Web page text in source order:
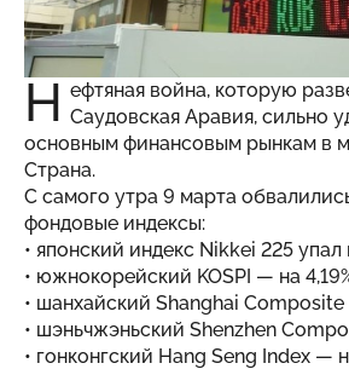
Н ефтяная война, которую
Саудовская Аравия, сильно
основным финансовым рынкам в
Страна.
С самого утра 9 марта
фондовые индексы:
• японский индекс Nikkei 225 упал
• южнокорейский KOSPI — на
• шанхайский Shanghai Composite
• шэньчжэньский Shenzhen
• гонконгский Hang Seng Index —